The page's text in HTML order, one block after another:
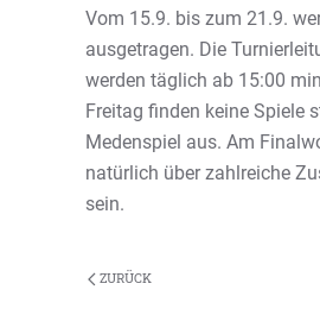
Vom 15.9. bis zum 21.9.
ausgetragen. Die
werden täglich ab 15:00
Freitag finden keine Spiele
Medenspiel aus. Am
natürlich über zahlreiche
sein.
ZURÜCK